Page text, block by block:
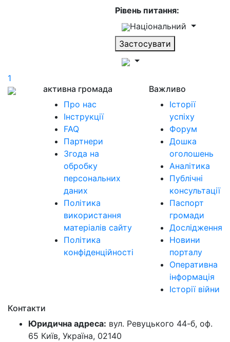
Рівень питання:
Національний
Застосувати
1
активна громада
Про нас
Інструкції
FAQ
Партнери
Згода на
обробку
персональних
даних
Політика
використання
матеріалів сайту
Політика
конфіденційності
Важливо
Історії
успіху
Форум
Дошка
оголошень
Аналітика
Публічні
консультації
Паспорт
громади
Дослідження
Новини
порталу
Оперативна
інформація
Історії війни
Контакти
Юридична адреса: вул. Ревуцького 44-б, оф.
65 Київ, Україна, 02140